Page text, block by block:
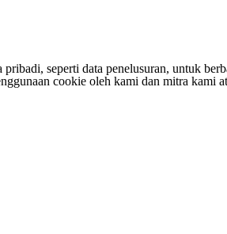
seperti data penelusuran, untuk
cookie oleh kami dan mitra